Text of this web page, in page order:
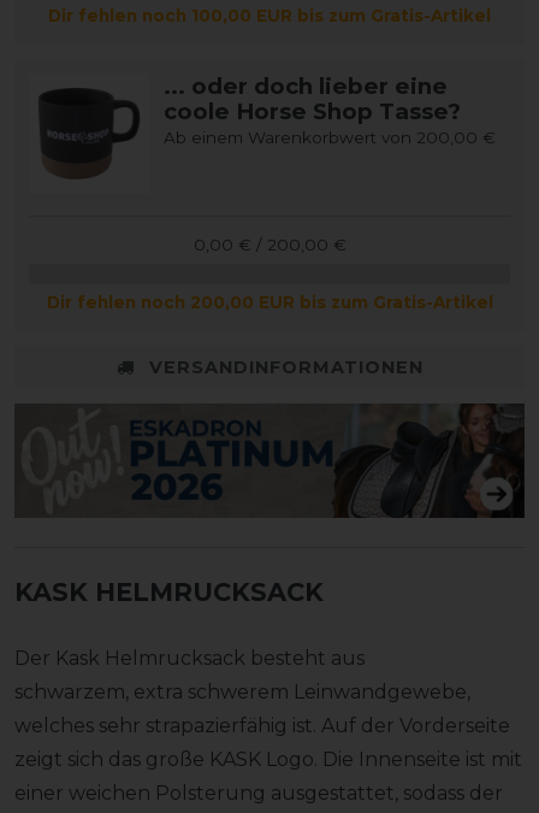
Dir fehlen noch 100,00 EUR bis zum Gratis-Artikel
... oder doch lieber eine
coole Horse Shop Tasse?
Ab einem Warenkorbwert von 200,00 €
0,00 € / 200,00 €
Dir fehlen noch 200,00 EUR bis zum Gratis-Artikel
VERSANDINFORMATIONEN
KASK HELMRUCKSACK
Der Kask Helmrucksack besteht aus
schwarzem, extra schwerem Leinwandgewebe,
welches sehr strapazierfähig ist. Auf der Vorderseite
zeigt sich das große KASK Logo. Die Innenseite ist mit
einer weichen Polsterung ausgestattet, sodass der